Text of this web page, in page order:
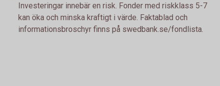
Investeringar innebär en risk. Fonder med riskklass 5-7
kan öka och minska kraftigt i värde. Faktablad och
informationsbroschyr finns på swedbank.se/fondlista.